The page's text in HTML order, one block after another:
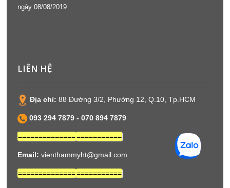
ngày 08/08/2019
LIÊN HỆ
Địa chỉ:88 Đường 3/2, Phường 12, Q.10, Tp.HCM
093 294 7879 -070 894 7879
=========================
Email:vienthammyht@gmail.com
=========================